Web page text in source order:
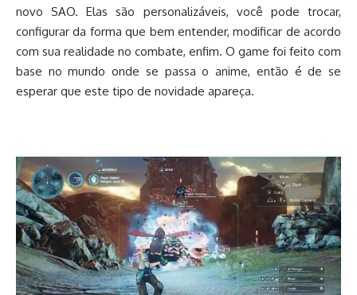
novo SAO. Elas são personalizáveis, você pode trocar,
configurar da forma que bem entender, modificar de acordo
com sua realidade no combate, enfim. O game foi feito com
base no mundo onde se passa o anime, então é de se
esperar que este tipo de novidade apareça.